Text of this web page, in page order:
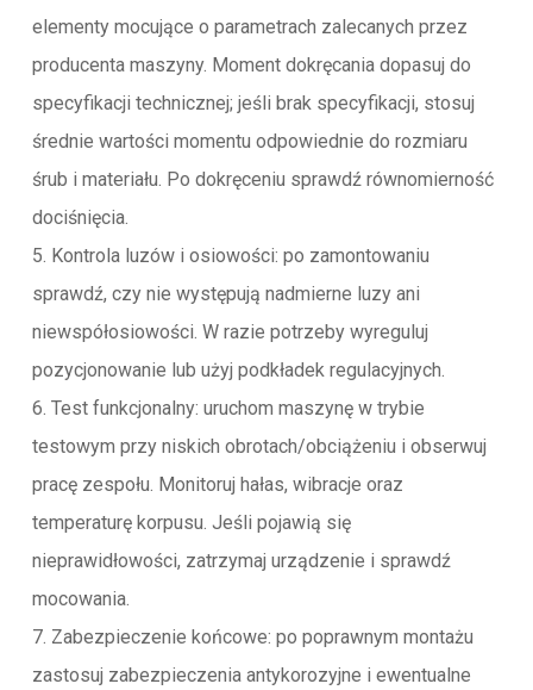
elementy mocujące o parametrach zalecanych przez
producenta maszyny. Moment dokręcania dopasuj do
specyfikacji technicznej; jeśli brak specyfikacji, stosuj
średnie wartości momentu odpowiednie do rozmiaru
śrub i materiału. Po dokręceniu sprawdź równomierność
dociśnięcia.
5. Kontrola luzów i osiowości: po zamontowaniu
sprawdź, czy nie występują nadmierne luzy ani
niewspółosiowości. W razie potrzeby wyreguluj
pozycjonowanie lub użyj podkładek regulacyjnych.
6. Test funkcjonalny: uruchom maszynę w trybie
testowym przy niskich obrotach/obciążeniu i obserwuj
pracę zespołu. Monitoruj hałas, wibracje oraz
temperaturę korpusu. Jeśli pojawią się
nieprawidłowości, zatrzymaj urządzenie i sprawdź
mocowania.
7. Zabezpieczenie końcowe: po poprawnym montażu
zastosuj zabezpieczenia antykorozyjne i ewentualne